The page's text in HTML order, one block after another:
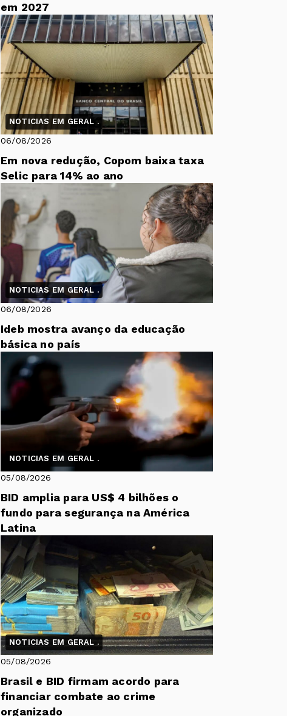
em 2027
NOTICIAS EM GERAL .
06/08/2026
Em nova redução, Copom baixa taxa
Selic para 14% ao ano
NOTICIAS EM GERAL .
06/08/2026
Ideb mostra avanço da educação
básica no país
NOTICIAS EM GERAL .
05/08/2026
BID amplia para US$ 4 bilhões o
fundo para segurança na América
Latina
NOTICIAS EM GERAL .
05/08/2026
Brasil e BID firmam acordo para
financiar combate ao crime
organizado